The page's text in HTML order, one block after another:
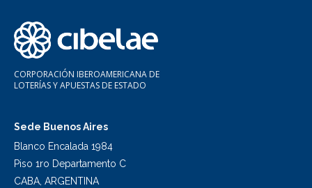
CORPORACIÓN IBEROAMERICANA DE
LOTERÍAS Y APUESTAS DE ESTADO
Sede Buenos Aires
Blanco Encalada 1984
Piso 1ro Departamento C
CABA, ARGENTINA